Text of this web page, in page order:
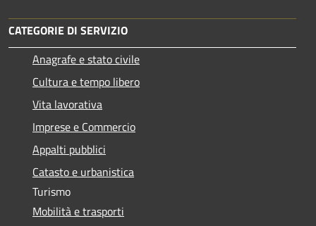
CATEGORIE DI SERVIZIO
Anagrafe e stato civile
Cultura e tempo libero
Vita lavorativa
Imprese e Commercio
Appalti pubblici
Catasto e urbanistica
Turismo
Mobilità e trasporti